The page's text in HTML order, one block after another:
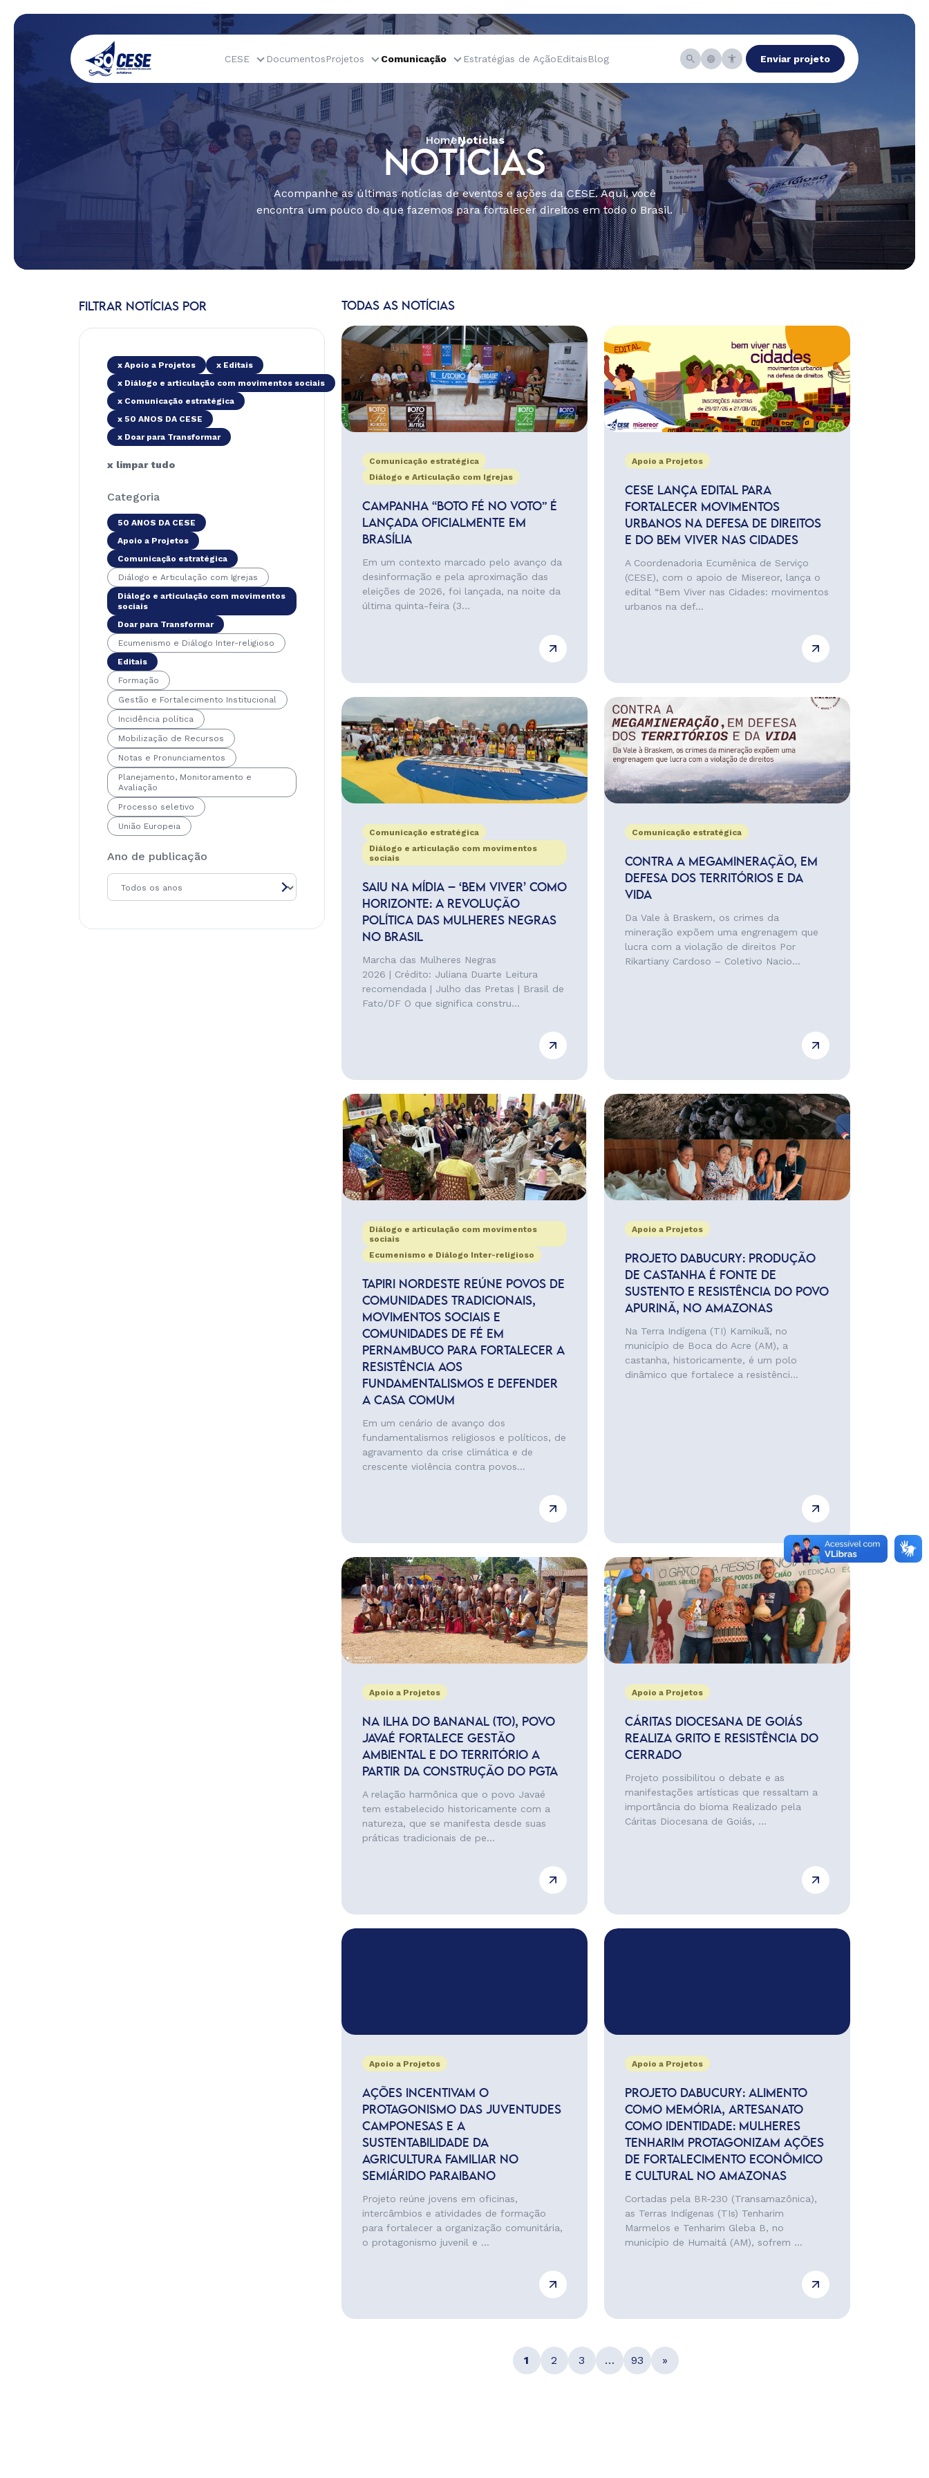
CESE DocumentosProjetos Comunicação Estratégias de AçãoEditaisBlog Enviar projeto
HomeNotícias
NOTÍCIAS
Acompanhe as últimas notícias de eventos e ações da CESE. Aqui, você
encontra um pouco do que fazemos para fortalecer direitos em todo o Brasil.
FILTRAR NOTÍCIAS POR
x Apoio a Projetos
x Editais
x Diálogo e articulação com movimentos sociais
x Comunicação estratégica
x 50 ANOS DA CESE
x Doar para Transformar
x limpar tudo
Categoria
50 ANOS DA CESE
Apoio a Projetos
Comunicação estratégica
Diálogo e Articulação com Igrejas
Diálogo e articulação com movimentos
sociais
Doar para Transformar
Ecumenismo e Diálogo Inter-religioso
Editais
Formação
Gestão e Fortalecimento Institucional
Incidência política
Mobilização de Recursos
Notas e Pronunciamentos
Planejamento, Monitoramento e
Avaliação
Processo seletivo
União Europeia
Ano de publicação
TODAS AS NOTÍCIAS
Comunicação estratégica
Diálogo e Articulação com Igrejas
CAMPANHA “BOTO FÉ NO VOTO” É
LANÇADA OFICIALMENTE EM
BRASÍLIA
Em um contexto marcado pelo avanço da
desinformação e pela aproximação das
eleições de 2026, foi lançada, na noite da
última quinta-feira (3...
Apoio a Projetos
CESE LANÇA EDITAL PARA
FORTALECER MOVIMENTOS
URBANOS NA DEFESA DE DIREITOS
E DO BEM VIVER NAS CIDADES
A Coordenadoria Ecumênica de Serviço
(CESE), com o apoio de Misereor, lança o
edital “Bem Viver nas Cidades: movimentos
urbanos na def...
Comunicação estratégica
Diálogo e articulação com movimentos
sociais
SAIU NA MÍDIA – ‘BEM VIVER’ COMO
HORIZONTE: A REVOLUÇÃO
POLÍTICA DAS MULHERES NEGRAS
NO BRASIL
Marcha das Mulheres Negras
2026 | Crédito: Juliana Duarte Leitura
recomendada | Julho das Pretas | Brasil de
Fato/DF O que significa constru...
Comunicação estratégica
CONTRA A MEGAMINERAÇÃO, EM
DEFESA DOS TERRITÓRIOS E DA
VIDA
Da Vale à Braskem, os crimes da
mineração expõem uma engrenagem que
lucra com a violação de direitos Por
Rikartiany Cardoso – Coletivo Nacio...
Diálogo e articulação com movimentos
sociais
Ecumenismo e Diálogo Inter-religioso
TAPIRI NORDESTE REÚNE POVOS DE
COMUNIDADES TRADICIONAIS,
MOVIMENTOS SOCIAIS E
COMUNIDADES DE FÉ EM
PERNAMBUCO PARA FORTALECER A
RESISTÊNCIA AOS
FUNDAMENTALISMOS E DEFENDER
A CASA COMUM
Em um cenário de avanço dos
fundamentalismos religiosos e políticos, de
agravamento da crise climática e de
crescente violência contra povos...
Apoio a Projetos
PROJETO DABUCURY: PRODUÇÃO
DE CASTANHA É FONTE DE
SUSTENTO E RESISTÊNCIA DO POVO
APURINÃ, NO AMAZONAS
Na Terra Indígena (TI) Kamikuã, no
município de Boca do Acre (AM), a
castanha, historicamente, é um polo
dinâmico que fortalece a resistênci...
Apoio a Projetos
NA ILHA DO BANANAL (TO), POVO
JAVAÉ FORTALECE GESTÃO
AMBIENTAL E DO TERRITÓRIO A
PARTIR DA CONSTRUÇÃO DO PGTA
A relação harmônica que o povo Javaé
tem estabelecido historicamente com a
natureza, que se manifesta desde suas
práticas tradicionais de pe...
Apoio a Projetos
CÁRITAS DIOCESANA DE GOIÁS
REALIZA GRITO E RESISTÊNCIA DO
CERRADO
Projeto possibilitou o debate e as
manifestações artísticas que ressaltam a
importância do bioma Realizado pela
Cáritas Diocesana de Goiás, ...
Apoio a Projetos
AÇÕES INCENTIVAM O
PROTAGONISMO DAS JUVENTUDES
CAMPONESAS E A
SUSTENTABILIDADE DA
AGRICULTURA FAMILIAR NO
SEMIÁRIDO PARAIBANO
Projeto reúne jovens em oficinas,
intercâmbios e atividades de formação
para fortalecer a organização comunitária,
o protagonismo juvenil e ...
Apoio a Projetos
PROJETO DABUCURY: ALIMENTO
COMO MEMÓRIA, ARTESANATO
COMO IDENTIDADE: MULHERES
TENHARIM PROTAGONIZAM AÇÕES
DE FORTALECIMENTO ECONÔMICO
E CULTURAL NO AMAZONAS
Cortadas pela BR-230 (Transamazônica),
as Terras Indígenas (TIs) Tenharim
Marmelos e Tenharim Gleba B, no
município de Humaitá (AM), sofrem ...
1 2 3 … 93 »